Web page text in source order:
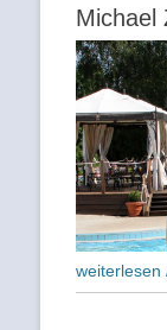
Michael
weiterlesen